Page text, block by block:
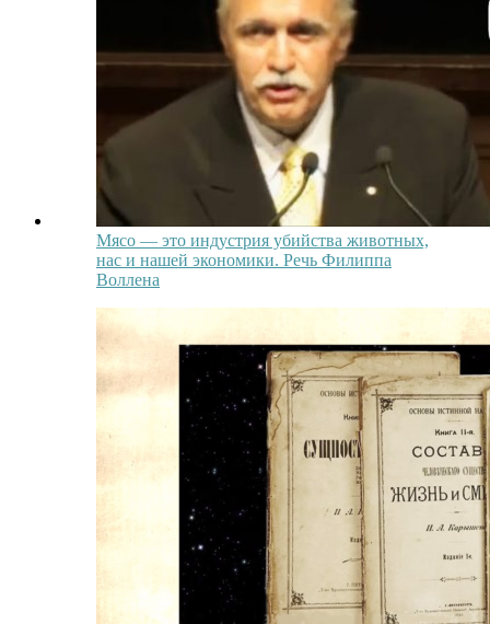
Мясо — это индустрия убийства животных,
нас и нашей экономики. Речь Филиппа
Воллена